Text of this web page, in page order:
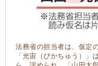
法務省の担当者は、仮定
「光宙（ぴかちゅう）」